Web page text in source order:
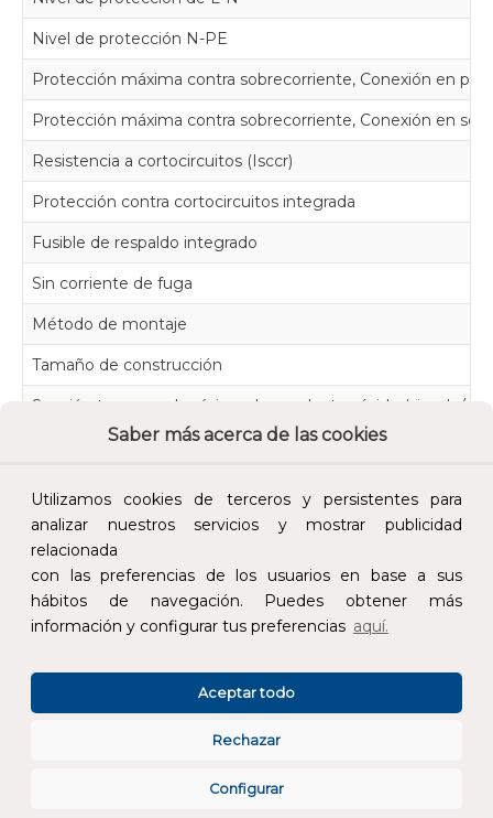
Saber más acerca de las cookies
Utilizamos cookies de terceros y persistentes para
analizar nuestros servicios y mostrar publicidad
relacionada
con las preferencias de los usuarios en base a sus
hábitos de navegación. Puedes obtener más
información y configurar tus preferencias aquí.
Configurar
Rechazar
Aceptar todo
Nivel de protección N-PE
Protección máxima contra sobrecorriente, Conexión en
Protección máxima contra sobrecorriente, Conexión en
Resistencia a cortocircuitos (Isccr)
Protección contra cortocircuitos integrada
Fusible de respaldo integrado
Sin corriente de fuga
Método de montaje
Tamaño de construcción
Sección transversal máxima de conductor rígido (simple/
Sección transversal máxima de conductor flexible
Señalización en el dispositivo
Clase de prueba tipo 2
Grado de protección (IP)